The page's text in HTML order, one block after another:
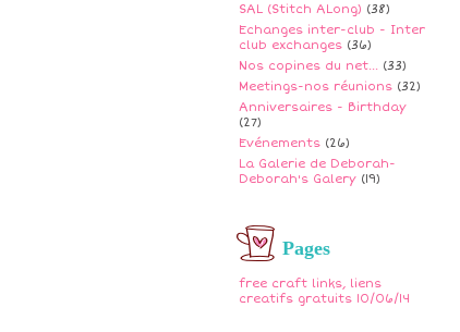
SAL (Stitch ALong) (38)
Echanges inter-club - Inter
club exchanges (36)
Nos copines du net... (33)
Meetings-nos réunions (32)
Anniversaires - Birthday
(27)
Evénements (26)
La Galerie de Deborah-
Deborah's Galery (19)
Pages
free craft links, liens
creatifs gratuits 10/06/14